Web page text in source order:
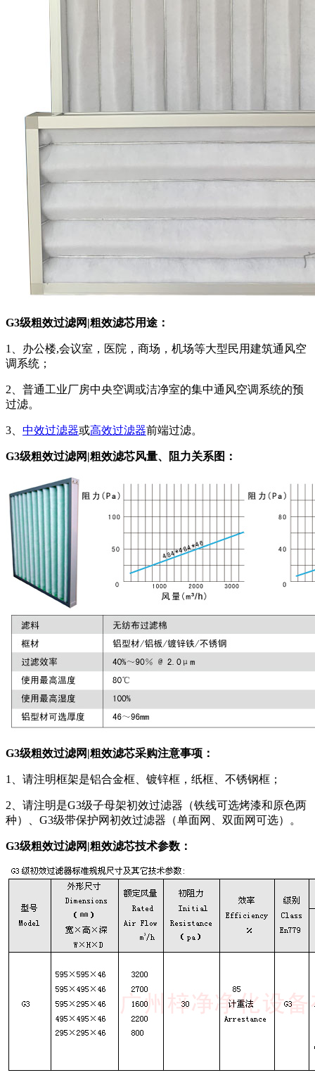
G3级粗效过滤网|粗效滤芯用途：
1、办公楼,会议室，医院，商场，机场等大型民用建筑通风空
调系统；
2、普通工业厂房中央空调或洁净室的集中通风空调系统的预
过滤。
3、 中效过滤器或高效过滤器前端过滤。
G3级粗效过滤网|粗效滤芯风量、阻力关系图：
G3级粗效过滤网|粗效滤芯采购注意事项：
1、请注明框架是铝合金框、镀锌框，纸框、不锈钢框；
2、请注明是G3级子母架初效过滤器（铁线可选烤漆和原色两
种）、G3级带保护网初效过滤器（单面网、双面网可选）。
G3级粗效过滤网|粗效滤芯技术参数：